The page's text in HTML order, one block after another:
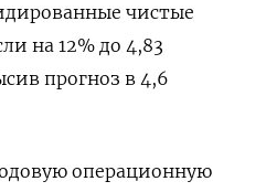
чистые
на 12% до 4,83
прогноз в 4,6
операционную